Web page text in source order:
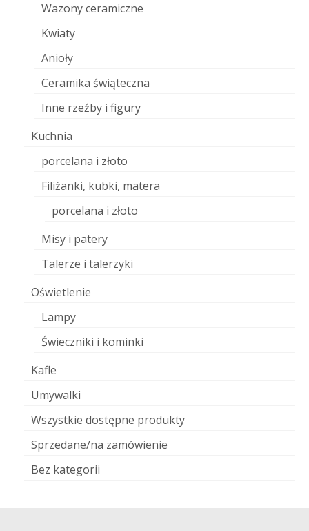
Wazony ceramiczne
Kwiaty
Anioły
Ceramika świąteczna
Inne rzeźby i figury
Kuchnia
porcelana i złoto
Filiżanki, kubki, matera
porcelana i złoto
Misy i patery
Talerze i talerzyki
Oświetlenie
Lampy
Świeczniki i kominki
Kafle
Umywalki
Wszystkie dostępne produkty
Sprzedane/na zamówienie
Bez kategorii